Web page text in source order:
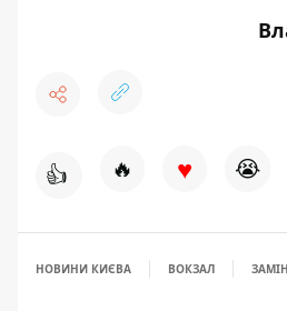
👍 🔥 ♥ 😭
НОВИНИ КИЄВА ВОКЗАЛ